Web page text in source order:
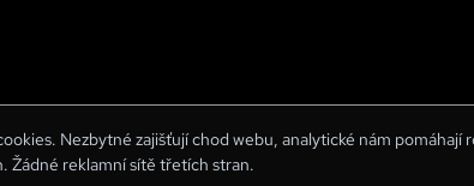
Nezbytné zajišťují chod webu, analytické nám pomáhají
Žádné reklamní sítě třetích stran.